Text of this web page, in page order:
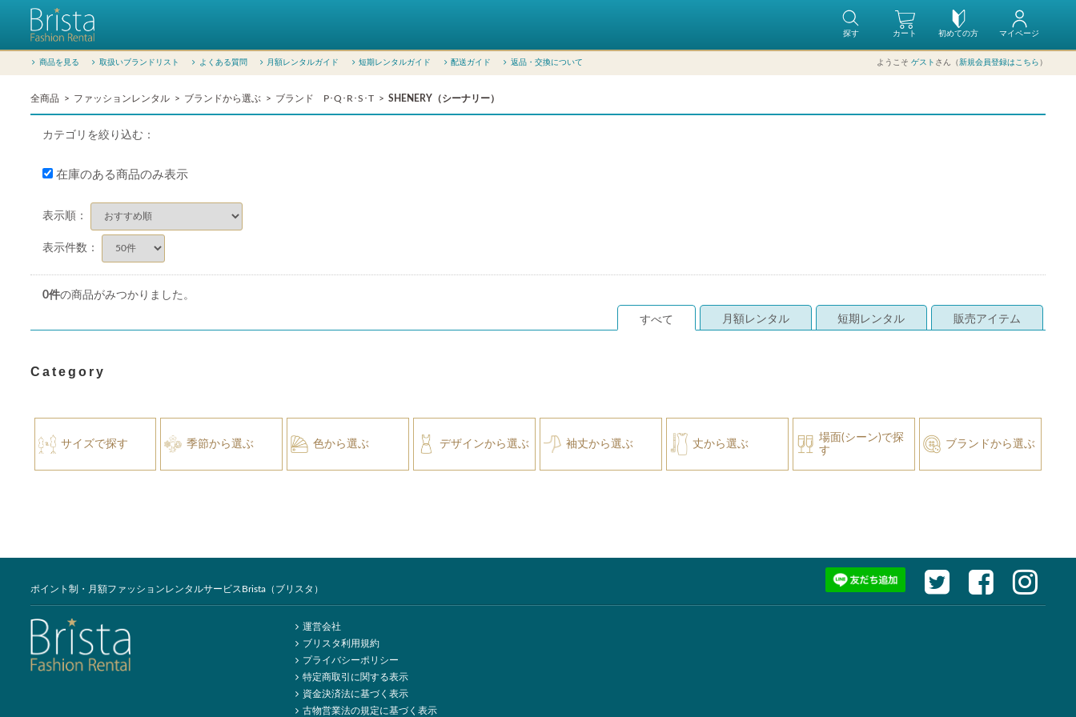
初めての方
カート マイページ
探す
商品を見る 取扱いブランドリスト よくある質問 月額レンタルガイド 短期レンタルガイド 配送ガイド 返品・交換について ようこそ ゲスト さん（新規会員登録はこちら ）
全商品 ファッションレンタル ブランドから選ぶ ブランド P･Q･R･S･T SHENERY（シーナリー）
カテゴリを絞り込む：
在庫のある商品のみ表示
表示順：
表示件数：
0件の商品がみつかりました。
すべて 月額レンタル 短期レンタル 販売アイテム
Category
サイズで探す 季節から選ぶ 色から選ぶ デザインから選ぶ 袖丈から選ぶ 丈から選ぶ
場面(シーン)で探
す
ブランドから選ぶ
ポイント制・月額ファッションレンタルサービスBrista（ブリスタ）
運営会社
ブリスタ利用規約
プライバシーポリシー
特定商取引に関する表示
資金決済法に基づく表示
古物営業法の規定に基づく表示